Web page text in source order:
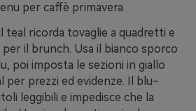
per caffè primavera
teal ricorda tovaglie a quadretti e
il brunch. Usa il bianco sporco
poi imposta le sezioni in giallo
per prezzi ed evidenze. Il blu-
leggibili e impedisce che la